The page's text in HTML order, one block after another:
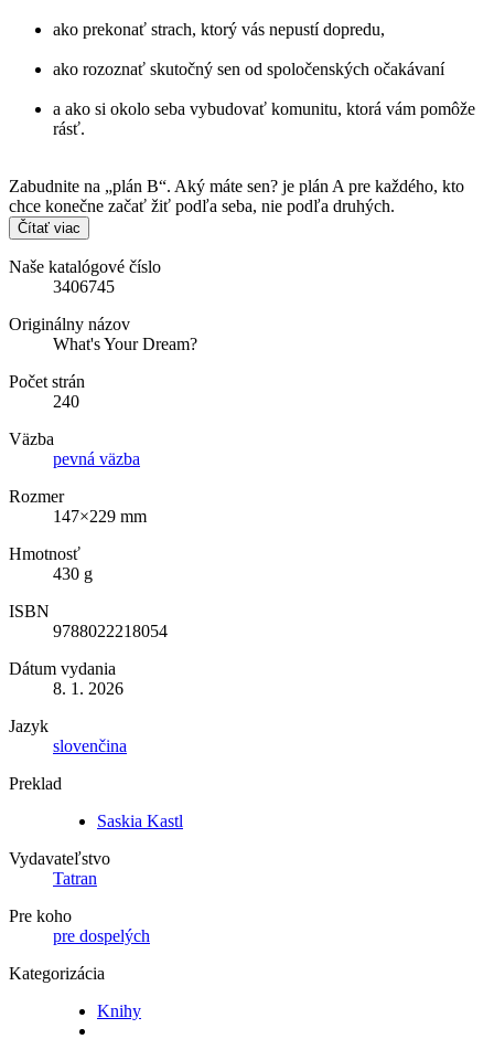
ako prekonať strach, ktorý vás nepustí dopredu,
ako rozoznať skutočný sen od spoločenských očakávaní
a ako si okolo seba vybudovať komunitu, ktorá vám pomôže
rásť.
Zabudnite na „plán B“. Aký máte sen? je plán A pre každého, kto
chce konečne začať žiť podľa seba, nie podľa druhých.
Čítať viac
Naše katalógové číslo
3406745
Originálny názov
What's Your Dream?
Počet strán
240
Väzba
pevná väzba
Rozmer
147×229 mm
Hmotnosť
430 g
ISBN
9788022218054
Dátum vydania
8. 1. 2026
Jazyk
slovenčina
Preklad
Saskia Kastl
Vydavateľstvo
Tatran
Pre koho
pre dospelých
Kategorizácia
Knihy